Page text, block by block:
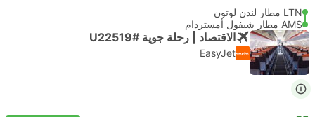
LTN مطار لندن لوتون
AMS مطار شيفول أمستردام
الاقتصاد | رحلة جوية #U22519
EasyJet